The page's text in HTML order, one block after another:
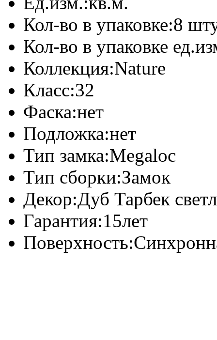
Кол-во в упаковке:8
Кол-во в упаковке
Коллекция:Nature
Класс:32
Фаска:нет
Подложка:нет
Тип замка:Megaloc
Тип сборки:Замок
Декор:Дуб Тарбек
Гарантия:15лет
Поверхность: